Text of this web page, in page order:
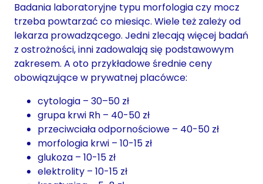
Badania laboratoryjne typu morfologia czy mocz
trzeba powtarzać co miesiąc. Wiele też zależy od
lekarza prowadzącego. Jedni zlecają więcej badań
z ostrożności, inni zadowalają się podstawowym
zakresem. A oto przykładowe średnie ceny
obowiązujące w prywatnej placówce:
cytologia – 30–50 zł
grupa krwi Rh – 40-50 zł
przeciwciała odpornościowe – 40-50 zł
morfologia krwi – 10-15 zł
glukoza – 10-15 zł
elektrolity – 10-15 zł